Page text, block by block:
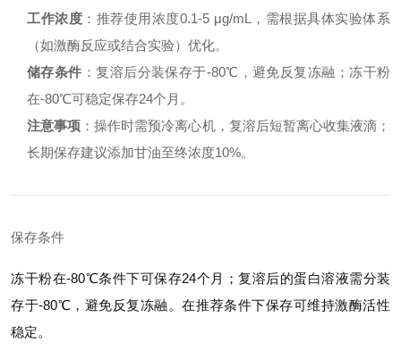
工作浓度 ：推荐使用浓度0.1-5 μg/mL，需根据具体实验体系
（如激酶反应或结合实验）优化。
储存条件 ：复溶后分装保存于-80℃，避免反复冻融；冻干粉
在-80℃可稳定保存24个月。
注意事项 ：操作时需预冷离心机，复溶后短暂离心收集液滴；
长期保存建议添加甘油至终浓度10%。
保存条件
冻干粉在-80℃条件下可保存24个月；复溶后的蛋白溶液需分装
存于-80℃，避免反复冻融。在推荐条件下保存可维持激酶活性
稳定。